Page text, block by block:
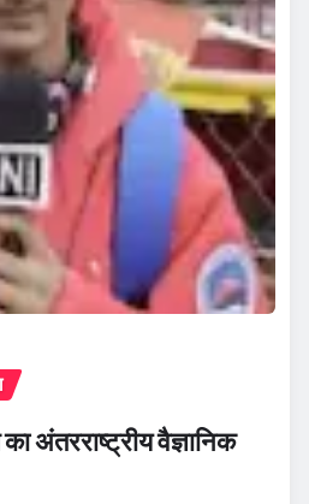
अंतरराष्ट्रीय वैज्ञानिक